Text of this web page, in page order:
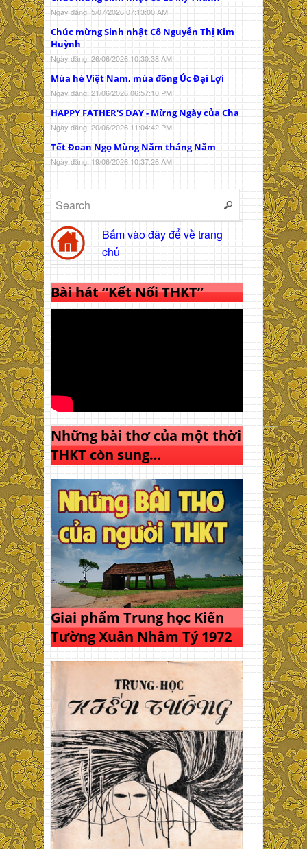
Ngày đăng: 5/07/2026 07:13:00 AM
Chúc mừng Sinh nhật Cô Nguyễn Thị Kim
Huỳnh
Ngày đăng: 26/06/2026 10:30:38 AM
Mùa hè Việt Nam, mùa đông Úc Đại Lợi
Ngày đăng: 21/06/2026 06:57:10 PM
HAPPY FATHER'S DAY - Mừng Ngày của Cha
Ngày đăng: 20/06/2026 11:04:42 PM
Tết Đoan Ngọ Mùng Năm tháng Năm
Ngày đăng: 19/06/2026 10:37:26 AM
Bấm vào đây để về trang
chủ
Bài hát “Kết Nối THKT”
Những bài thơ của một thời
THKT còn sung…
Giai phẩm Trung học Kiến
Tường Xuân Nhâm Tý 1972